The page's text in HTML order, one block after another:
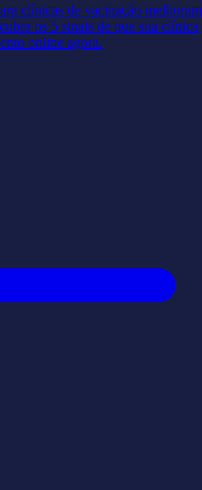
clínicas de vacinação melhoram
os 5 sinais de que sua clínica
online agora.